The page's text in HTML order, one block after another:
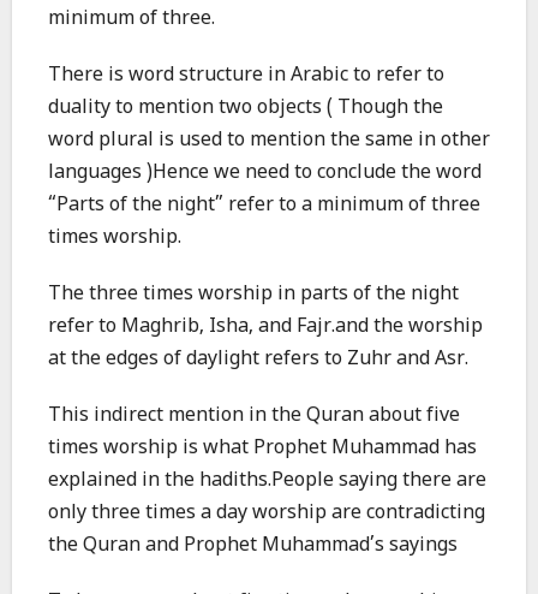
minimum of three.
There is word structure in Arabic to refer to
duality to mention two objects ( Though the
word plural is used to mention the same in other
languages )Hence we need to conclude the word
“Parts of the night” refer to a minimum of three
times worship.
The three times worship in parts of the night
refer to Maghrib, Isha, and Fajr.and the worship
at the edges of daylight refers to Zuhr and Asr.
This indirect mention in the Quran about five
times worship is what Prophet Muhammad has
explained in the hadiths.People saying there are
only three times a day worship are contradicting
the Quran and Prophet Muhammad’s sayings